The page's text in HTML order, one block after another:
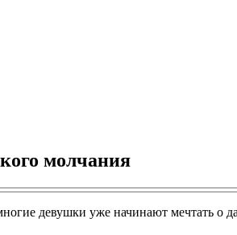
молчания
девушки уже начинают мечтать о